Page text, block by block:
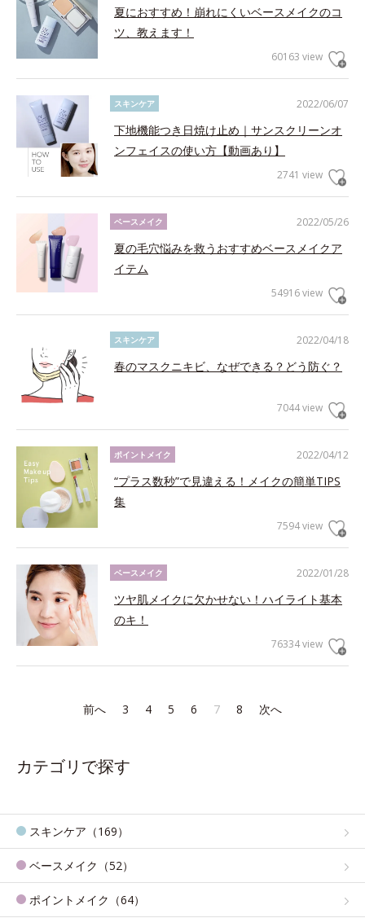
夏におすすめ！崩れにくいベースメイクのコ
ツ、教えます！
60163 view
2022/06/07
スキンケア
下地機能つき日焼け止め｜サンスクリーンオ
ンフェイスの使い方【動画あり】
2741 view
2022/05/26
ベースメイク
夏の毛穴悩みを救うおすすめベースメイクア
イテム
54916 view
2022/04/18
スキンケア
春のマスクニキビ、なぜできる？どう防ぐ？
7044 view
2022/04/12
ポイントメイク
“プラス数秒”で見違える！メイクの簡単TIPS
集
7594 view
2022/01/28
ベースメイク
ツヤ肌メイクに欠かせない！ハイライト基本
のキ！
76334 view
前へ 3 4 5 6 7 8 次へ
カテゴリで探す
スキンケア（169）
ベースメイク（52）
ポイントメイク（64）